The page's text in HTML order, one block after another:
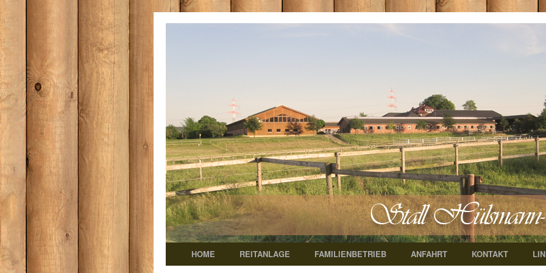
HOME REITANLAGE FAMILIENBETRIEB ANFAHRT KONTAKT